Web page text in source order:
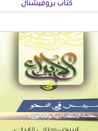
كتاب بروفيشنال